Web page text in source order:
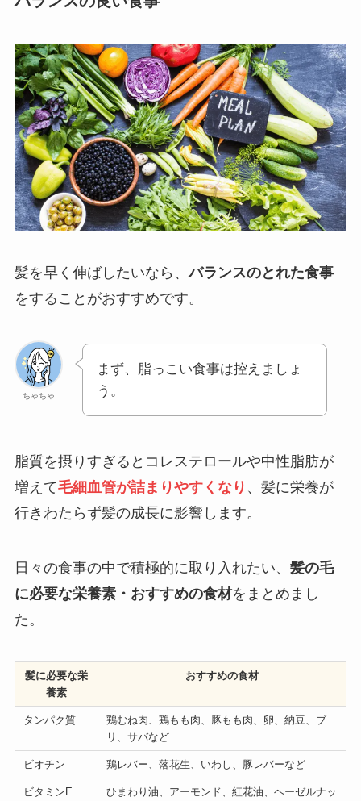
髪を早く伸ばしたいなら、バランスのとれた食事
をすることがおすすめです。
ちゃちゃ
まず、脂っこい食事は控えましょ
う。
脂質を摂りすぎるとコレステロールや中性脂肪が
増えて毛細血管が詰まりやすくなり 、髪に栄養が
行きわたらず髪の成長に影響します。
日々の食事の中で積極的に取り入れたい、 髪の毛
に必要な栄養素・おすすめの食材をまとめまし
た。
髪に必要な栄
養素
おすすめの食材
タンパク質
鶏むね肉、鶏もも肉、豚もも肉、卵、納豆、ブ
リ、サバなど
ビオチン 鶏レバー、落花生、いわし、豚レバーなど
ビタミンE
ひまわり油、アーモンド、紅花油、ヘーゼルナッ